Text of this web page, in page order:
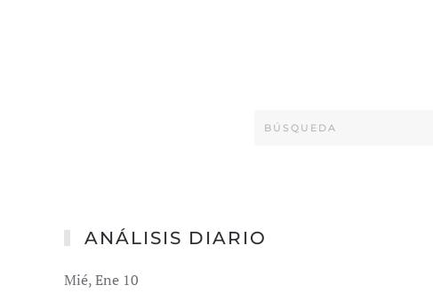
ANÁLISIS DIARIO
Mié, Ene 10